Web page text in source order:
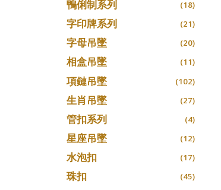
肖邦鏈系列 (14)
雙十字鏈系列 (4)
水波鏈系列 (4)
蛇骨鏈系列 (6)
鏈尾系列 (6)
盒子鏈系列 (6)
嘴唇鏈系列 (3)
竹節鏈系列 (5)
S車花鏈系列 (1)
珍珠鏈系列 (3)
耳針系列 (6)
耳環扣系列 (29)
耳綫/耳鈎系列 (25)
耳環爪頭 (29)
耳環 (71)
鴨俐制系列 (18)
字印牌系列 (21)
字母吊墜 (20)
相盒吊墜 (11)
項鏈吊墜 (102)
生肖吊墜 (27)
管扣系列 (4)
星座吊墜 (12)
水泡扣 (17)
珠扣 (45)